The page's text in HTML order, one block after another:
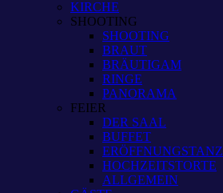
KIRCHE
SHOOTING
SHOOTING
BRAUT
BRÄUTIGAM
RINGE
PANORAMA
FEIER
DER SAAL
BUFFET
ERÖFFNUNGSTANZ
HOCHZEITSTORTE
ALLGEMEIN